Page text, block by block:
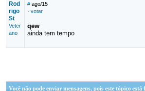
Rod
rigo
St
Veter
ano
# ago/15
· votar
qew
ainda tem tempo
Você não pode enviar mensagens, pois este tópico está